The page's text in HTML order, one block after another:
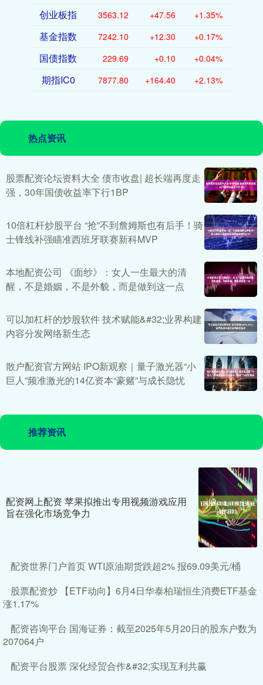
创业板指 3563.12 +47.56 +1.35%
基金指数 7242.10 +12.30 +0.17%
国债指数 229.69 +0.10 +0.04%
期指IC0 7877.80 +164.40 +2.13%
热点资讯
股票配资论坛资料大全 债市收盘| 超长端再度走
强，30年国债收益率下行1BP
10倍杠杆炒股平台 “抢”不到詹姆斯也有后手！骑
士锋线补强瞄准西班牙联赛新科MVP
本地配资公司 《面纱》：女人一生最大的清
醒，不是婚姻，不是外貌，而是做到这一点
可以加杠杆的炒股软件 技术赋能&#32;业界构建
内容分发网络新生态
散户配资官方网站 IPO新观察｜量子激光器“小
巨人”频准激光的14亿资本“豪赌”与成长隐忧
推荐资讯
配资网上配资 苹果拟推出专用视频游戏应用
旨在强化市场竞争力
配资世界门户首页 WTI原油期货跌超2% 报69.09美元/桶
股票配资炒 【ETF动向】6月4日华泰柏瑞恒生消费ETF基金
涨1.17%
配资咨询平台 国海证券：截至2025年5月20日的股东户数为
207064户
配资平台股票 深化经贸合作&#32;实现互利共赢